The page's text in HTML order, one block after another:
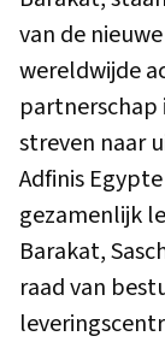
van de
wereldwijde
partnerschap
streven naar
Adfinis
gezamenlijk
Barakat,
raad van